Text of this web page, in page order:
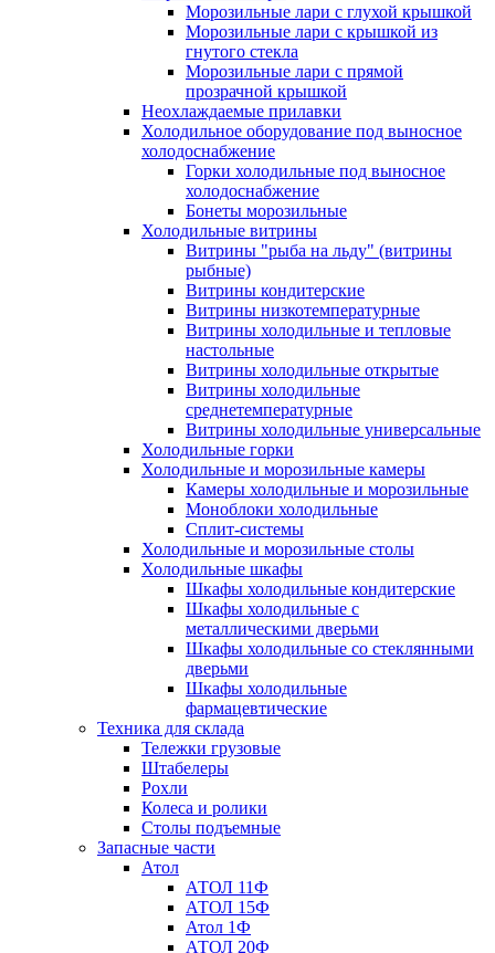
Морозильные лари с глухой крышкой
Морозильные лари с крышкой из
гнутого стекла
Морозильные лари с прямой
прозрачной крышкой
Неохлаждаемые прилавки
Холодильное оборудование под выносное
холодоснабжение
Горки холодильные под выносное
холодоснабжение
Бонеты морозильные
Холодильные витрины
Витрины "рыба на льду" (витрины
рыбные)
Витрины кондитерские
Витрины низкотемпературные
Витрины холодильные и тепловые
настольные
Витрины холодильные открытые
Витрины холодильные
среднетемпературные
Витрины холодильные универсальные
Холодильные горки
Холодильные и морозильные камеры
Камеры холодильные и морозильные
Моноблоки холодильные
Сплит-системы
Холодильные и морозильные столы
Холодильные шкафы
Шкафы холодильные кондитерские
Шкафы холодильные с
металлическими дверьми
Шкафы холодильные со стеклянными
дверьми
Шкафы холодильные
фармацевтические
Техника для склада
Тележки грузовые
Штабелеры
Рохли
Колеса и ролики
Столы подъемные
Запасные части
Атол
АТОЛ 11Ф
АТОЛ 15Ф
Атол 1Ф
АТОЛ 20Ф